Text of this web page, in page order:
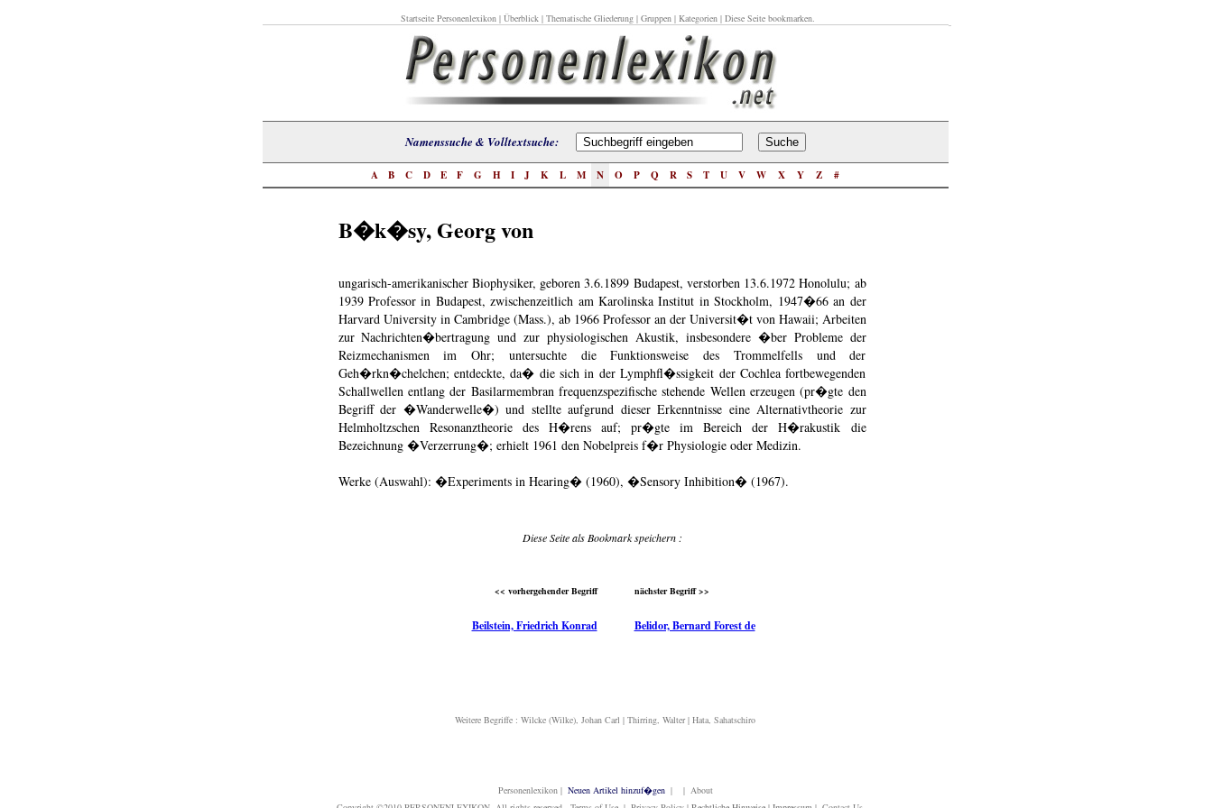
Startseite Personenlexikon| Überblick| Thematische Gliederung| Gruppen| Kategorien| Diese Seite bookmarken.
Namenssuche & Volltextsuche:
A B C D E F G H I J K L M N O P Q R S T U V W X Y Z #
B�k�sy, Georg von
ungarisch-amerikanischer Biophysiker, geboren 3.6.1899 Budapest, verstorben 13.6.1972 Honolulu; ab
1939 Professor in Budapest, zwischenzeitlich am Karolinska Institut in Stockholm, 1947�66 an der
Harvard University in Cambridge (Mass.), ab 1966 Professor an der Universit�t von Hawaii; Arbeiten
zur Nachrichten�bertragung und zur physiologischen Akustik, insbesondere �ber Probleme der
Reizmechanismen im Ohr; untersuchte die Funktionsweise des Trommelfells und der
Geh�rkn�chelchen; entdeckte, da� die sich in der Lymphfl�ssigkeit der Cochlea fortbewegenden
Schallwellen entlang der Basilarmembran frequenzspezifische stehende Wellen erzeugen (pr�gte den
Begriff der �Wanderwelle�) und stellte aufgrund dieser Erkenntnisse eine Alternativtheorie zur
Helmholtzschen Resonanztheorie des H�rens auf; pr�gte im Bereich der H�rakustik die
Bezeichnung �Verzerrung�; erhielt 1961 den Nobelpreis f�r Physiologie oder Medizin.
Werke (Auswahl): �Experiments in Hearing� (1960), �Sensory Inhibition� (1967).
Diese Seite als Bookmark speichern :
<< vorhergehender Begriff nächster Begriff >>
Beilstein, Friedrich Konrad Belidor, Bernard Forest de
Weitere Begriffe : Wilcke (Wilke), Johan Carl | Thirring, Walter| Hata, Sahatschiro
Personenlexikon| Neuen Artikel hinzuf�gen | | About